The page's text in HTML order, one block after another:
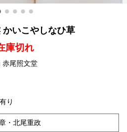
かいこやしなひ草
庫切れ
赤尾照文堂
り
・北尾重政